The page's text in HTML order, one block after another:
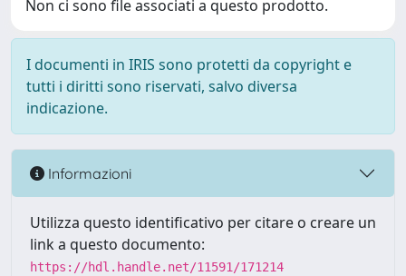
Non ci sono file associati a questo prodotto.
I documenti in IRIS sono protetti da copyright e
tutti i diritti sono riservati, salvo diversa
indicazione.
Informazioni
Utilizza questo identificativo per citare o creare un
link a questo documento:
https://hdl.handle.net/11591/171214